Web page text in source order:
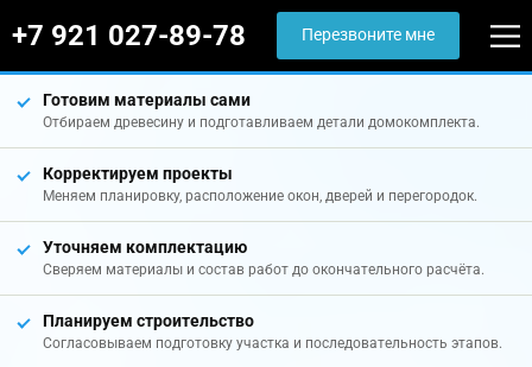
+7 921 027-89-78 Перезвоните мне
Готовим материалы сами
Отбираем древесину и подготавливаем детали домокомплекта.
Корректируем проекты
Меняем планировку, расположение окон, дверей и перегородок.
Уточняем комплектацию
Сверяем материалы и состав работ до окончательного расчёта.
Планируем строительство
Согласовываем подготовку участка и последовательность этапов.